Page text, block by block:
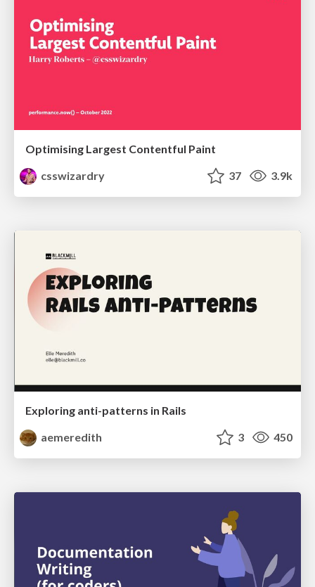
Optimising Largest Contentful Paint
csswizardry
37 3.9k
Exploring anti-patterns in Rails
aemeredith
3 450